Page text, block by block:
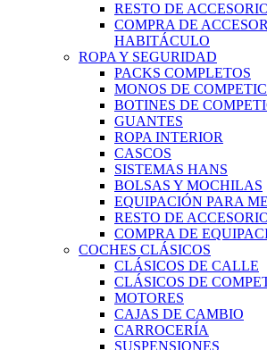
RESTO DE
COMPRA DE
HABITÁCULO
ROPA Y SEGURIDAD
PACKS COMPLETOS
MONOS DE
BOTINES DE
GUANTES
ROPA INTERIOR
CASCOS
SISTEMAS HANS
BOLSAS Y MOCHILAS
EQUIPACIÓN PARA
RESTO DE
COMPRA DE
COCHES CLÁSICOS
CLÁSICOS DE CALLE
CLÁSICOS DE
MOTORES
CAJAS DE CAMBIO
CARROCERÍA
SUSPENSIONES